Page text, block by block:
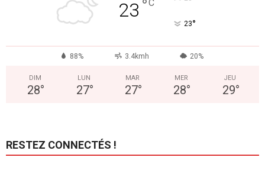
23 °C
23°
88% 3.4kmh 20%
DIM
28°
LUN
27°
MAR
27°
MER
28°
JEU
29°
RESTEZ CONNECTÉS !